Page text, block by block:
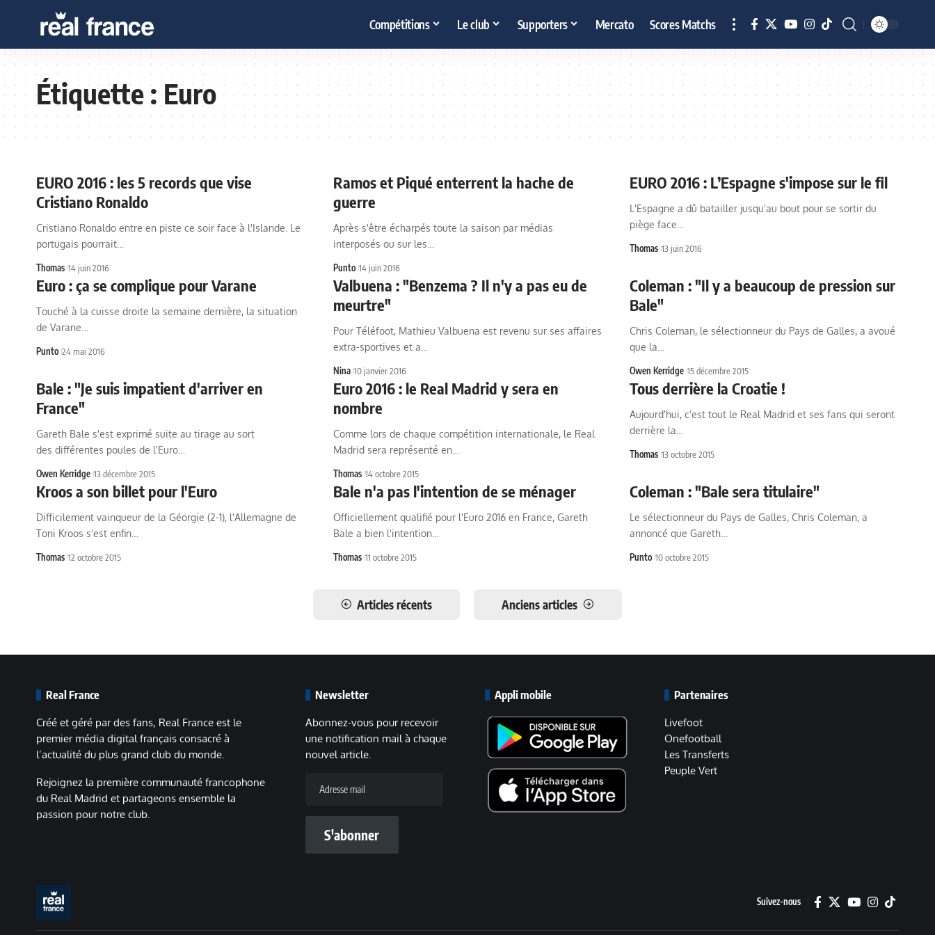
Compétitions Le club Supporters Mercato Scores Matchs
Étiquette :Euro
EURO 2016 : les 5 records que vise
Cristiano Ronaldo
Cristiano Ronaldo entre en piste ce soir face à l'Islande. Le
portugais pourrait…
Thomas 14 juin 2016
Ramos et Piqué enterrent la hache de
guerre
Après s'être écharpés toute la saison par médias
interposés ou sur les…
Punto 14 juin 2016
EURO 2016 : L’Espagne s'impose sur le fil
L'Espagne a dû batailler jusqu'au bout pour se sortir du
piège face…
Thomas 13 juin 2016
Euro : ça se complique pour Varane
Touché à la cuisse droite la semaine dernière, la situation
de Varane…
Punto 24 mai 2016
Valbuena : "Benzema ? Il n'y a pas eu de
meurtre"
Pour Téléfoot, Mathieu Valbuena est revenu sur ses affaires
extra-sportives et a…
Nina 10 janvier 2016
Coleman : "Il y a beaucoup de pression sur
Bale"
Chris Coleman, le sélectionneur du Pays de Galles, a avoué
que la…
Owen Kerridge 15 décembre 2015
Bale : "Je suis impatient d'arriver en
France"
Gareth Bale s'est exprimé suite au tirage au sort
des différentes poules de l'Euro…
Owen Kerridge 13 décembre 2015
Euro 2016 : le Real Madrid y sera en
nombre
Comme lors de chaque compétition internationale, le Real
Madrid sera représenté en…
Thomas 14 octobre 2015
Tous derrière la Croatie !
Aujourd'hui, c'est tout le Real Madrid et ses fans qui seront
derrière la…
Thomas 13 octobre 2015
Kroos a son billet pour l'Euro
Difficilement vainqueur de la Géorgie (2-1), l'Allemagne de
Toni Kroos s'est enfin…
Thomas 12 octobre 2015
Bale n'a pas l'intention de se ménager
Officiellement qualifié pour l'Euro 2016 en France, Gareth
Bale a bien l'intention…
Thomas 11 octobre 2015
Coleman : "Bale sera titulaire"
Le sélectionneur du Pays de Galles, Chris Coleman, a
annoncé que Gareth…
Punto 10 octobre 2015
Articles récents Anciens articles
Real France
Créé et géré par des fans, Real France est le
premier média digital français consacré à
l’actualité du plus grand club du monde.
Rejoignez la première communauté francophone
du Real Madrid et partageons ensemble la
passion pour notre club.
Newsletter
Abonnez-vous pour recevoir
une notification mail à chaque
nouvel article.
mail
S'abonner
Appli mobile Partenaires
Livefoot
Onefootball
Les Transferts
Peuple Vert
Suivez-nous